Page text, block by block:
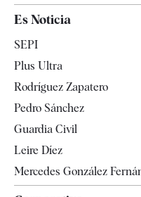
España
Televisión
Es Noticia
SEPI
Plus Ultra
Rodríguez Zapatero
Pedro Sánchez
Guardia Civil
Leire Díez
Mercedes González